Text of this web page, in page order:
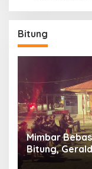
Bitung
Mimbar
Bitung,
Sejarah